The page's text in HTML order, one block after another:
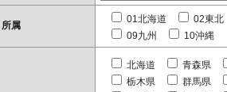
属
01北海道 02東北
09九州
10沖縄
北海道 青森県
栃木県
群馬県